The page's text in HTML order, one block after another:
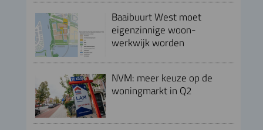
Baaibuurt West moet
eigenzinnige woon-
werkwijk worden
NVM: meer keuze op de
woningmarkt in Q2